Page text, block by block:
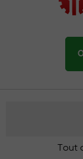
Tout